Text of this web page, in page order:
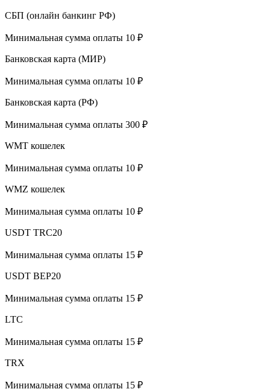
СБП (онлайн банкинг РФ)
Минимальная сумма оплаты 10 ₽
Банковская карта (МИР)
Минимальная сумма оплаты 10 ₽
Банковская карта (РФ)
Минимальная сумма оплаты 300 ₽
WMT кошелек
Минимальная сумма оплаты 10 ₽
WMZ кошелек
Минимальная сумма оплаты 10 ₽
USDT TRC20
Минимальная сумма оплаты 15 ₽
USDT BEP20
Минимальная сумма оплаты 15 ₽
LTC
Минимальная сумма оплаты 15 ₽
TRX
Минимальная сумма оплаты 15 ₽